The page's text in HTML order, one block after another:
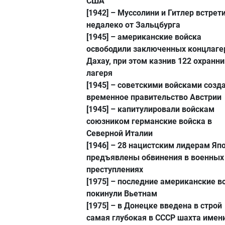
[1942] – Муссолини и Гитлер
недалеко от Зальцбурга
[1945] – американские войска
освободили заключенных
Дахау, при этом казнив 122
лагеря
[1945] – советскими войсками
временное правительство Австрии
[1945] – капитулировали войскам
союзником германские войска в
Северной Италии
[1946] – 28 нацистским лидерам
предъявлены обвинения в военных
преступлениях
[1975] – последние американские
покинули Вьетнам
[1975] – в Донецке введена в строй
самая глубокая в СССР шахта